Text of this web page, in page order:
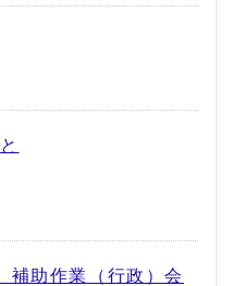
助作業（行政）会